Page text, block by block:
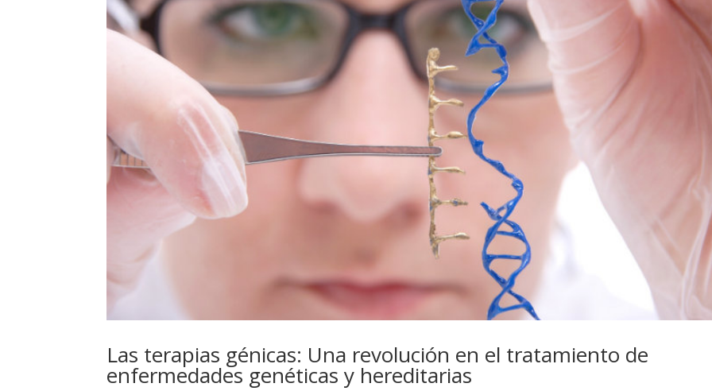
Las terapias génicas: Una revolución en el tratamiento de
enfermedades genéticas y hereditarias